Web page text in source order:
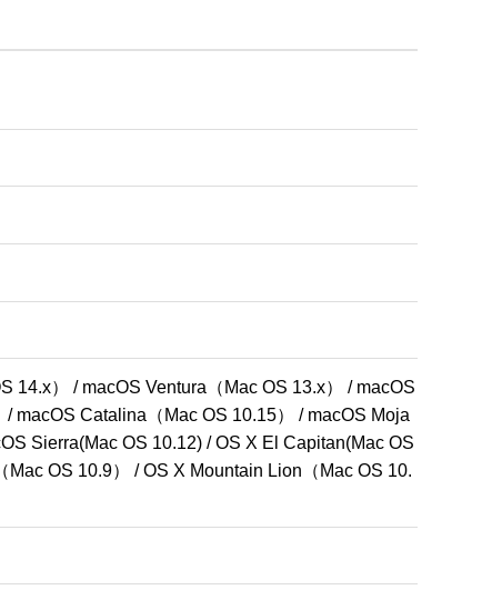
14.x） / macOS Ventura（Mac OS 13.x） / macOS
macOS Catalina（Mac OS 10.15） / macOS Moja
Sierra(Mac OS 10.12) / OS X El Capitan(Mac OS
OS 10.9） / OS X Mountain Lion（Mac OS 10.